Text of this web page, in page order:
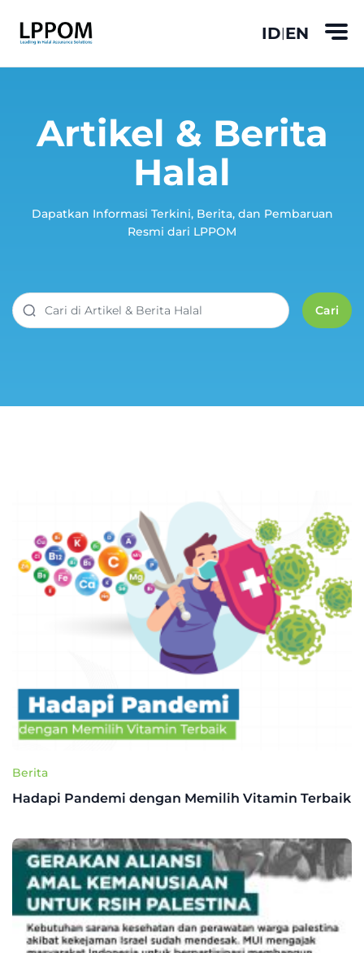
ID|EN
Artikel & Berita
Halal
Dapatkan Informasi Terkini, Berita, dan Pembaruan
Resmi dari LPPOM
Cari
Berita
Hadapi Pandemi dengan Memilih Vitamin Terbaik